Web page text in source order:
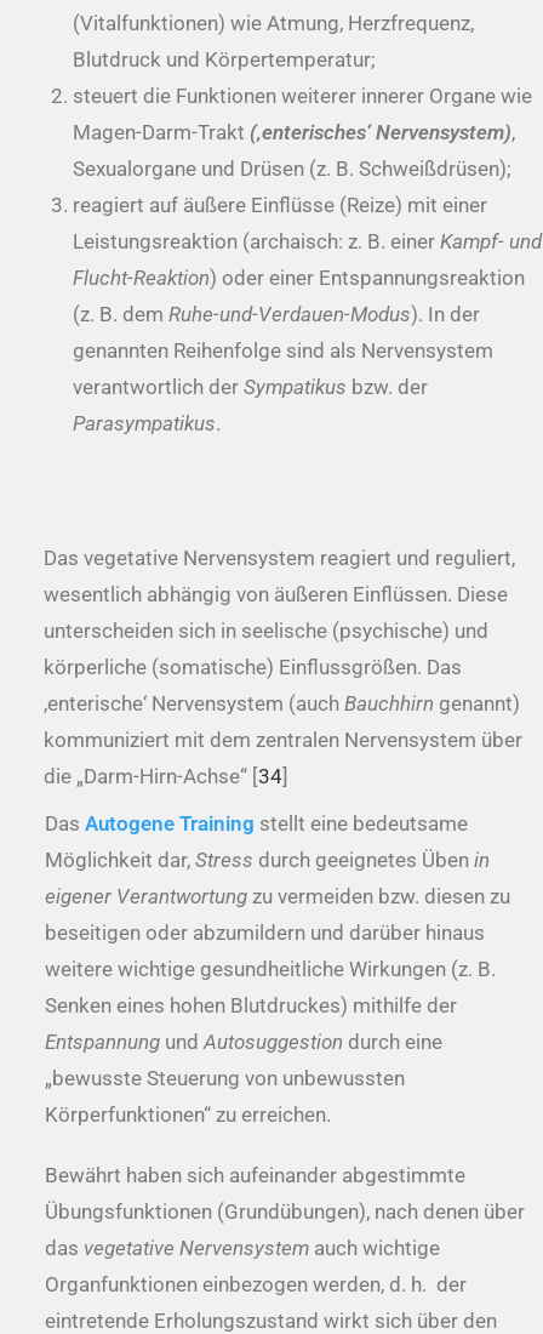
(Vitalfunktionen) wie Atmung, Herzfrequenz,
Blutdruck und Körpertemperatur;
steuert die Funktionen weiterer innerer Organe wie
Magen-Darm-Trakt (‚enterisches‘ Nervensystem),
Sexualorgane und Drüsen (z. B. Schweißdrüsen);
reagiert auf äußere Einflüsse (Reize) mit einer
Leistungsreaktion (archaisch: z. B. einer Kampf- und
Flucht-Reaktion) oder einer Entspannungsreaktion
(z. B. dem Ruhe-und-Verdauen-Modus). In der
genannten Reihenfolge sind als Nervensystem
verantwortlich der Sympatikus bzw. der
Parasympatikus.
Das vegetative Nervensystem reagiert und reguliert,
wesentlich abhängig von äußeren Einflüssen. Diese
unterscheiden sich in seelische (psychische) und
körperliche (somatische) Einflussgrößen. Das
‚enterische‘ Nervensystem (auch Bauchhirn genannt)
kommuniziert mit dem zentralen Nervensystem über
die „Darm-Hirn-Achse“ [34]
Das Autogene Training stellt eine bedeutsame
Möglichkeit dar, Stress durch geeignetes Üben in
eigener Verantwortung zu vermeiden bzw. diesen zu
beseitigen oder abzumildern und darüber hinaus
weitere wichtige gesundheitliche Wirkungen (z. B.
Senken eines hohen Blutdruckes) mithilfe der
Entspannung und Autosuggestion durch eine
„bewusste Steuerung von unbewussten
Körperfunktionen“ zu erreichen.
Bewährt haben sich aufeinander abgestimmte
Übungsfunktionen (Grundübungen), nach denen über
das vegetative Nervensystem auch wichtige
Organfunktionen einbezogen werden, d. h. der
eintretende Erholungszustand wirkt sich über den